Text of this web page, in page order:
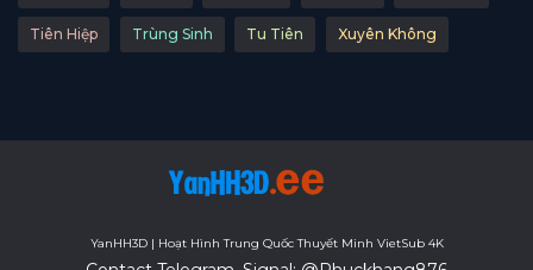
Tiên Hiệp Trùng Sinh Tu Tiên Xuyên Không
YanHH3D | Hoạt Hình Trung Quốc Thuyết Minh VietSub 4K